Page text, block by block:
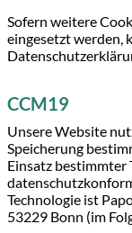
Sofern weitere
eingesetzt werden,
CCM19
Unsere Website
Speicherung
Einsatz bestimmter
Technologie ist
53229 Bonn (im